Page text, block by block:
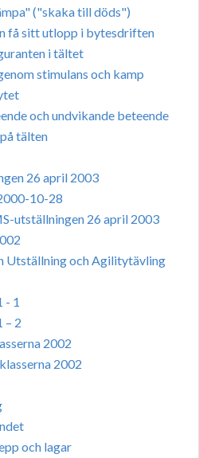
("skaka till döds")
få sitt utlopp i bytesdriften
i tältet
stimulans och kamp
och undvikande beteende
tälten
26 april 2003
10-28
utställningen 26 april 2003
Utställning och Agilitytävling
- 1
– 2
2002
2002
och lagar